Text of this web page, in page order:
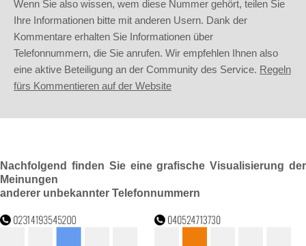
Wenn Sie also wissen, wem diese Nummer gehört, teilen Sie
Ihre Informationen bitte mit anderen Usern. Dank der
Kommentare erhalten Sie Informationen über
Telefonnummern, die Sie anrufen. Wir empfehlen Ihnen also
eine aktive Beteiligung an der Community des Service. Regeln
fürs Kommentieren auf der Website
Nachfolgend finden Sie eine grafische Visualisierung der
Meinungen
anderer unbekannter Telefonnummern